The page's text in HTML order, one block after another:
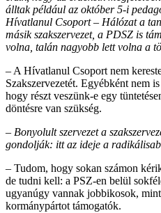
álltak például az október 5-i
Hívatlanul Csoport – Hálózat a
másik szakszervezet, a PDSZ is
volna, talán nagyobb lett volna a
– A Hívatlanul Csoport nem
Szakszervezetét. Egyébként nem
hogy részt veszünk-e egy
döntésre van szükség.
– Bonyolult szervezet a
gondolják: itt az ideje a
– Tudom, hogy sokan számon
de tudni kell: a PSZ-en belül
ugyanúgy vannak jobbikosok,
kormánypártot támogatók.